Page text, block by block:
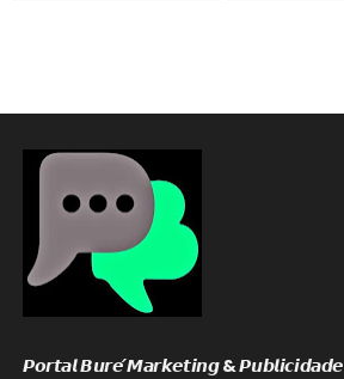
𝙋𝙤𝙧𝙩𝙖𝙡 𝘽𝙪𝙧𝙚́ 𝙈𝙖𝙧𝙠𝙚𝙩𝙞𝙣𝙜 & 𝙋𝙪𝙗𝙡𝙞𝙘𝙞𝙙𝙖𝙙𝙚